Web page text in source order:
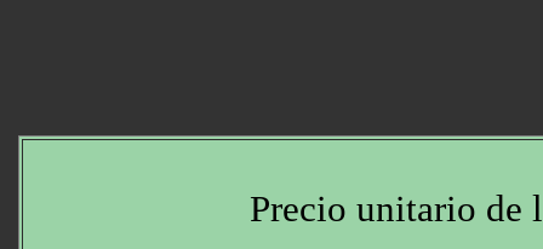
Precio unitario de